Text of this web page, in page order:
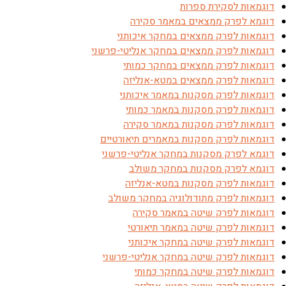
דוגמאות לסקירת ספרות
דוגמא לפרק ממצאים במאמר סקירה
דוגמאות לפרק ממצאים במחקר איכותני
דוגמאות לפרק ממצאים במחקר אנליטי-פרשני
דוגמאות לפרק ממצאים במחקר כמותי
דוגמאות לפרק ממצאים במטא-אנליזה
דוגמאות לפרק מסקנות במאמר איכותני
דוגמאות לפרק מסקנות במאמר כמותי
דוגמאות לפרק מסקנות במאמר סקירה
דוגמאות לפרק מסקנות במאמרים תיאורטיים
דוגמא לפרק מסקנות במחקר אנליטי-פרשני
דוגמא לפרק מסקנות במחקר משולב
דוגמאות לפרק מסקנות במטא-אנליזה
דוגמאות לפרק מתודולוגיה במחקר משולב
דוגמאות לפרק שיטה במאמר סקירה
דוגמאות לפרק שיטה במאמר תיאורטי
דוגמאות לפרק שיטה במחקר איכותני
דוגמאות לפרק שיטה במחקר אנליטי-פרשני
דוגמאות לפרק שיטה במחקר כמותי